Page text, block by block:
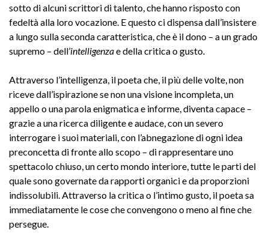
sotto di alcuni scrittori di talento, che hanno risposto con
fedeltà alla loro vocazione. E questo ci dispensa dall’insistere
a lungo sulla seconda caratteristica, che è il dono – a un grado
supremo – dell’intelligenzae della critica o gusto.
Attraverso l’intelligenza, il poeta che, il più delle volte, non
riceve dall’ispirazione se non una visione incompleta, un
appello o una parola enigmatica e informe, diventa capace –
grazie a una ricerca diligente e audace, con un severo
interrogare i suoi materiali, con l’abnegazione di ogni idea
preconcetta di fronte allo scopo – di rappresentare uno
spettacolo chiuso, un certo mondo interiore, tutte le parti del
quale sono governate da rapporti organici e da proporzioni
indissolubili. Attraverso la critica o l’intimo gusto, il poeta sa
immediatamente le cose che convengono o meno al fine che
persegue.